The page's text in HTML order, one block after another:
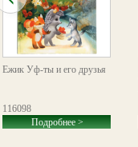
Ёжик Уф-ты и его друзья
116098
Подробнее >